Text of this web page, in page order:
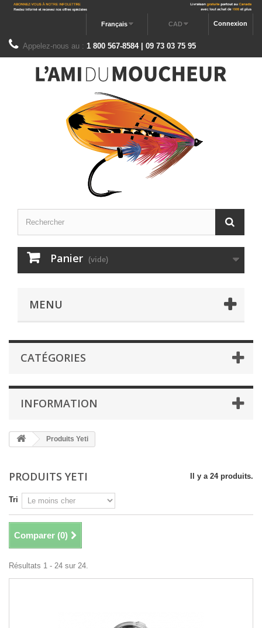
Connexion
CAD
Français
Appelez-nous au : 1 800 567-8584 | 09 73 03 75 95
Panier (vide)
MENU
CATÉGORIES
INFORMATION
Produits Yeti
PRODUITS YETI Il y a 24 produits.
Tri
Comparer (0)
Résultats 1 - 24 sur 24.